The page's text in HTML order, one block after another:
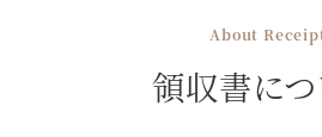
About
領収書に